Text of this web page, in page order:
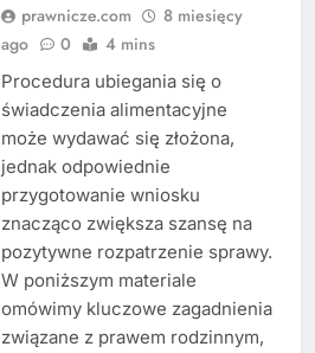
prawnicze.com
8 miesięcy
ago
0 4 mins
Procedura ubiegania się o
świadczenia alimentacyjne
może wydawać się złożona,
jednak odpowiednie
przygotowanie wniosku
znacząco zwiększa szansę na
pozytywne rozpatrzenie sprawy.
W poniższym materiale
omówimy kluczowe zagadnienia
związane z prawem rodzinnym,